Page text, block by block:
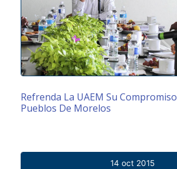
Refrenda La UAEM Su
Pueblos De Morelos
14 oct 2015